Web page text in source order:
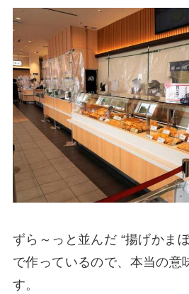
ずら～っと並んだ “揚げかま
で作っているので、本当の意
す。